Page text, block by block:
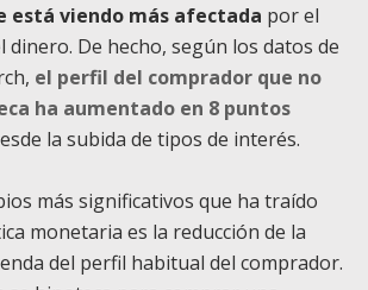
está viendo más afectada por el
dinero. De hecho, según los datos de
el perfil del comprador que no
ha aumentado en 8 puntos
la subida de tipos de interés.
más significativos que ha traído
monetaria es la reducción de la
del perfil habitual del comprador.